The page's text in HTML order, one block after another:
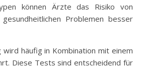
können Ärzte das Risiko von
Problemen besser
wird häufig in Kombination mit einem
Diese Tests sind entscheidend für